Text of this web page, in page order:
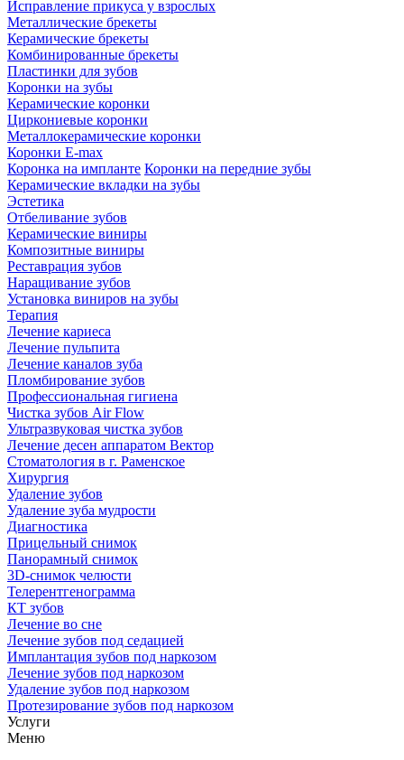
Исправление прикуса у взрослых
Металлические брекеты
Керамические брекеты
Комбинированные брекеты
Пластинки для зубов
Коронки на зубы
Керамические коронки
Циркониевые коронки
Металлокерамические коронки
Коронки E-max
Коронка на импланте Коронки на передние зубы
Керамические вкладки на зубы
Эстетика
Отбеливание зубов
Керамические виниры
Композитные виниры
Реставрация зубов
Наращивание зубов
Установка виниров на зубы
Терапия
Лечение кариеса
Лечение пульпита
Лечение каналов зуба
Пломбирование зубов
Профессиональная гигиена
Чистка зубов Air Flow
Ультразвуковая чистка зубов
Лечение десен аппаратом Вектор
Стоматология в г. Раменское
Хирургия
Удаление зубов
Удаление зуба мудрости
Диагностика
Прицельный снимок
Панорамный снимок
3D-снимок челюсти
Телерентгенограмма
КТ зубов
Лечение во сне
Лечение зубов под седацией
Имплантация зубов под наркозом
Лечение зубов под наркозом
Удаление зубов под наркозом
Протезирование зубов под наркозом
Услуги
Меню